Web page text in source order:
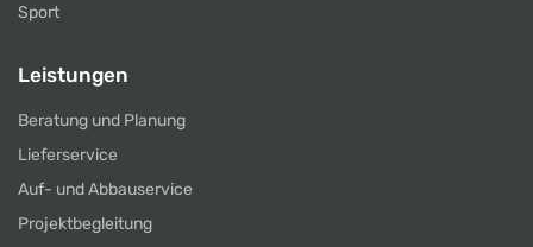
Sport
Leistungen
Beratung und Planung
Lieferservice
Auf- und Abbauservice
Projektbegleitung